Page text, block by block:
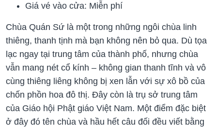
Giá vé vào cửa: Miễn phí
Chùa Quán Sứ là một trong những ngôi chùa linh
thiêng, thanh tịnh mà bạn không nên bỏ qua. Dù tọa
lạc ngay tại trung tâm của thành phố, nhưng chùa
vẫn mang nét cổ kính – không gian thanh tĩnh và vô
cùng thiêng liêng không bị xen lẫn với sự xô bồ của
chốn phồn hoa đô thị. Đây còn là trụ sở trung tâm
của Giáo hội Phật giáo Việt Nam. Một điểm đặc biệt
ở đây đó tên chùa và hầu hết câu đối đều viết bằng